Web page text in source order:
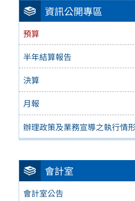
資訊公開專區
預算
半年結算報告
決算
月報
辦理政策及業務宣導之執行情
會計室
會計室公告